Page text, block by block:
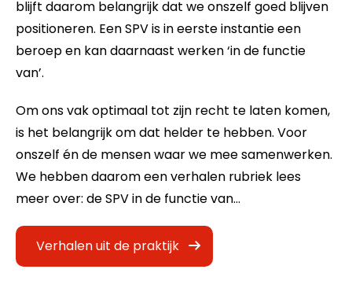
blijft daarom belangrijk dat we onszelf goed blijven
positioneren. Een SPV is in eerste instantie een
beroep en kan daarnaast werken ‘in de functie
van’.
Om ons vak optimaal tot zijn recht te laten komen,
is het belangrijk om dat helder te hebben. Voor
onszelf én de mensen waar we mee samenwerken.
We hebben daarom een verhalen rubriek lees
meer over: de SPV in de functie van…
Verhalen uit de praktijk